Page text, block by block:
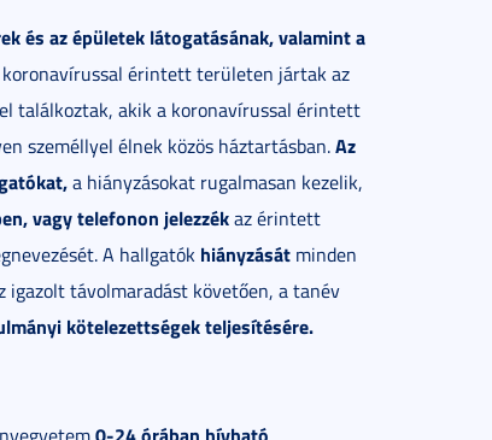
és az épületek látogatásának, valamint a
koronavírussal érintett területen jártak az
találkoztak, akik a koronavírussal érintett
személlyel élnek közös háztartásban.Az
a hiányzásokat rugalmasan kezelik,
vagy telefonon jelezzékaz érintett
A hallgatók hiányzását minden
igazolt távolmaradást követően, a tanév
kötelezettségek teljesítésére.